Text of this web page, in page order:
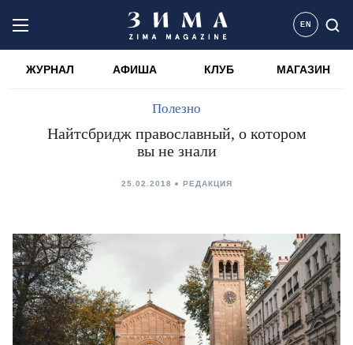
EN
ЖУРНАЛ АФИША КЛУБ МАГАЗИН
Полезно
Найтсбридж православный, о котором
вы не знали
25.02.2018 РЕДАКЦИЯ